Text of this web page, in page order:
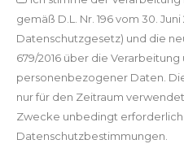
gemäß D.L. Nr. 196 vom 30.
Datenschutzgesetz) und die
679/2016 über die
personenbezogener Daten.
nur für den Zeitraum
Zwecke unbedingt
Datenschutzbestimmungen.